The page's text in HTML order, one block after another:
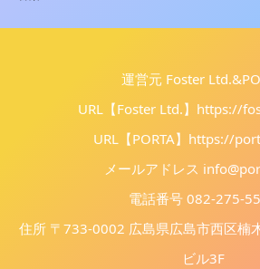
運営元 Foster
URL【Foster Ltd.】 https://
URL【PORTA】 https://
メールアドレス
電話番号 082-275-
住所 〒733-0002 広島県広島市西区楠
ビル3F